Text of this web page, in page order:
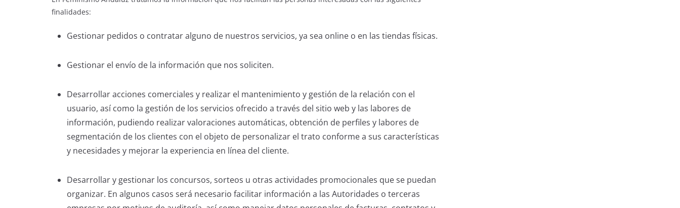
finalidades:
Gestionar pedidos o contratar alguno de nuestros servicios, ya sea online o en las tiendas físicas.
Gestionar el envío de la información que nos soliciten.
Desarrollar acciones comerciales y realizar el mantenimiento y gestión de la relación con el
usuario, así como la gestión de los servicios ofrecido a través del sitio web y las labores de
información, pudiendo realizar valoraciones automáticas, obtención de perfiles y labores de
segmentación de los clientes con el objeto de personalizar el trato conforme a sus características
y necesidades y mejorar la experiencia en línea del cliente.
Desarrollar y gestionar los concursos, sorteos u otras actividades promocionales que se puedan
organizar. En algunos casos será necesario facilitar información a las Autoridades o terceras